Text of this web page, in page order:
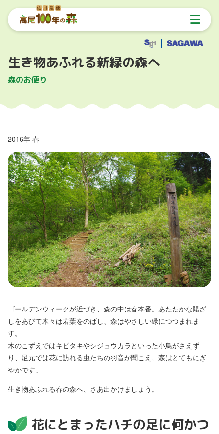
生き物あふれる新緑の森へ
森のお便り
2016年 春
ゴールデンウィークが近づき、森の中は春本番。あたたかな陽ざ
しをあびて木々は若葉をのばし、森はやさしい緑につつまれま
す。
木のこずえではキビタキやシジュウカラといった小鳥がさえず
り、足元では花に訪れる虫たちの羽音が聞こえ、森はとてもにぎ
やかです。
生き物あふれる春の森へ、さあ出かけましょう。
花にとまったハチの足に何かつ